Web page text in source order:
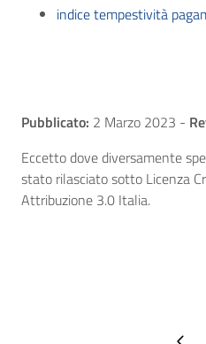
indice tempestività
Pubblicato: 2 Marzo 2023 -
Eccetto dove diversamente
stato rilasciato sotto Licenza
Attribuzione 3.0 Italia.
Pagina Pagina